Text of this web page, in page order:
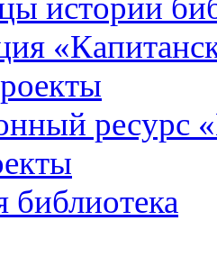
истории
ресурс
библиотека